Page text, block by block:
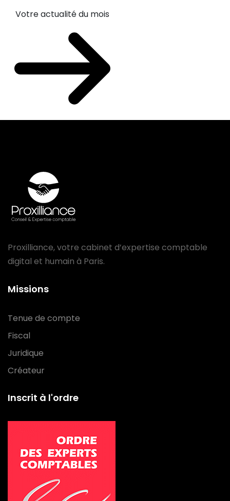
Votre actualité du mois
Proxilliance, votre cabinet d’expertise comptable
digital et humain à Paris.
Missions
Tenue de compte
Fiscal
Juridique
Créateur
Inscrit à l'ordre